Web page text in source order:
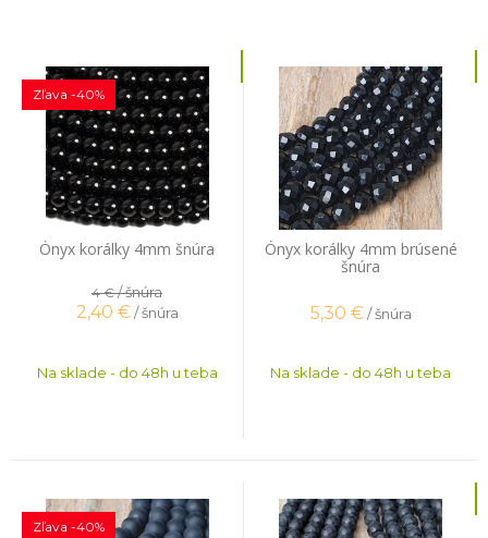
Ónyx korálky 4mm šnúra
Zľava -40%
4 €/ šnúra
2,40 € / šnúra
Na sklade - do 48h u teba
Ónyx korálky 4mm brúsené
šnúra
5,30 € / šnúra
Na sklade - do 48h u teba
Zľava -40%